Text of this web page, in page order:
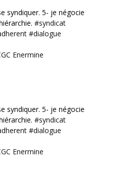
syndiquer. 5- je négocie
#syndicat
#dialogue
Enermine
syndiquer. 5- je négocie
#syndicat
#dialogue
Enermine